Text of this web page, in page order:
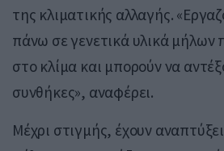
της κλιματικής αλλαγής.
πάνω σε γενετικά υλικά μήλων
στο κλίμα και μπορούν να
συνθήκες», αναφέρει.
Μέχρι στιγμής, έχουν